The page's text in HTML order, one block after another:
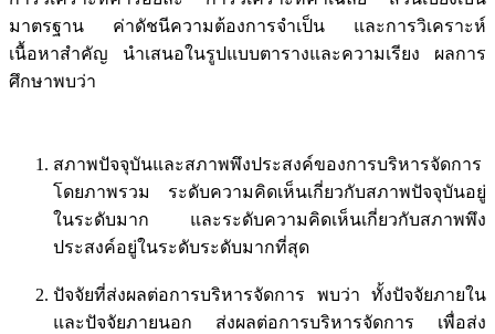
มาตรฐาน ค่าดัชนีความต้องการจำเป็น และการวิเคราะห์
เนื้อหาสำคัญ นำเสนอในรูปแบบตารางและความเรียง ผลการ
ศึกษาพบว่า
สภาพปัจจุบันและสภาพพึงประสงค์ของการบริหารจัดการ
โดยภาพรวม ระดับความคิดเห็นเกี่ยวกับสภาพปัจจุบันอยู่
ในระดับมาก และระดับความคิดเห็นเกี่ยวกับสภาพพึง
ประสงค์อยู่ในระดับระดับมากที่สุด
ปัจจัยที่ส่งผลต่อการบริหารจัดการ พบว่า ทั้งปัจจัยภายใน
และปัจจัยภายนอก ส่งผลต่อการบริหารจัดการ เพื่อส่ง